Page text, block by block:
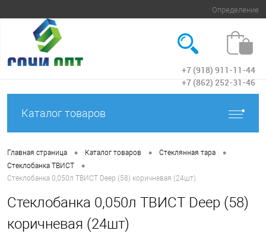
Определение
+7 (918) 911-11-44
+7 (862) 252-31-46
Каталог товаров
Главная страница • Каталог товаров • Стеклянная тара •
Стеклобанка ТВИСТ •
Стеклобанка 0,050л ТВИСТ Deep (58) коричневая (24шт)
Стеклобанка 0,050л ТВИСТ Deep (58)
коричневая (24шт)